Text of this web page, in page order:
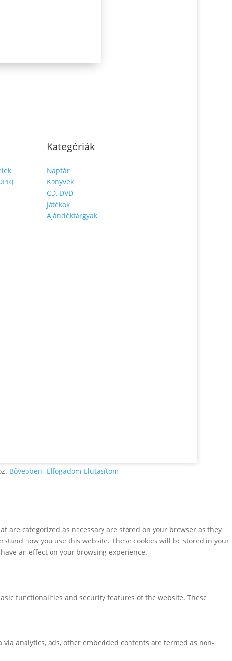
Kategóriák
Naptár
Könyvek
CD, DVD
Játékok
Ajándéktárgyak
Bővebben Elfogadom Elutasítom
are categorized as necessary are stored on your browser as they
how you use this website. These cookies will be stored in your
an effect on your browsing experience.
functionalities and security features of the website. These
analytics, ads, other embedded contents are termed as non-